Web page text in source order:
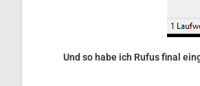
Und so habe ich Rufus final